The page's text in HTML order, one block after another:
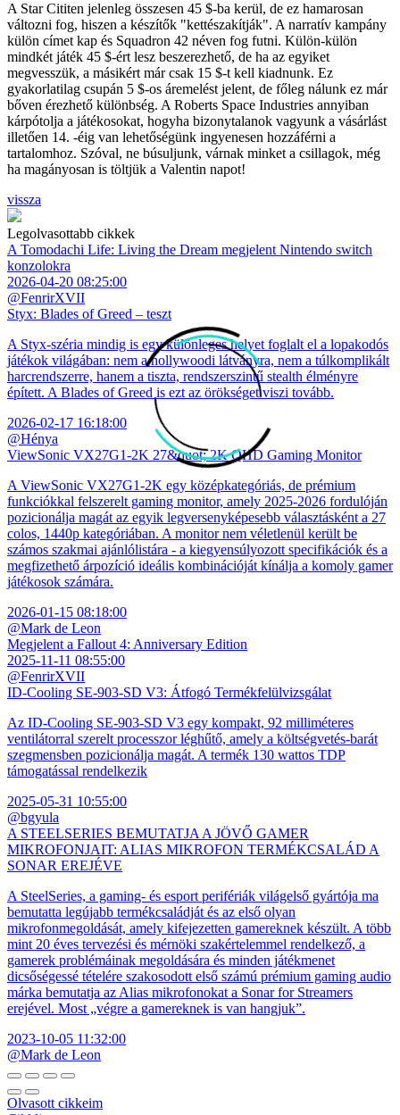
A Star Cititen jelenleg összesen 45 $-ba kerül, de ez hamarosan
változni fog, hiszen a készítők "kettészakítják". A narratív kampány
külön címet kap és Squadron 42 néven fog futni. Külön-külön
mindkét játék 45 $-ért lesz beszerezhető, de ha az egyiket
megvesszük, a másikért már csak 15 $-t kell kiadnunk. Ez
gyakorlatilag csupán 5 $-os áremelést jelent, de főleg nálunk ez már
bőven érezhető különbség. A Roberts Space Industries annyiban
kárpótolja a játékosokat, hogyha bizonytalanok vagyunk a vásárlást
illetően 14. -éig van lehetőségünk ingyenesen hozzáférni a
tartalomhoz. Szóval, ne búsuljunk, várnak minket a csillagok, még
ha magányosan is töltjük a Valentin napot!
vissza
Legolvasottabb cikkek
A Tomodachi Life: Living the Dream megjelent Nintendo switch
konzolokra
2026-04-20 08:25:00
@FenrirXVII
Styx: Blades of Greed – teszt
A Styx-széria mindig is egy különleges helyet foglalt el a lopakodós
játékok világában: nem a hollywoodi látványra, nem a túlkomplikált
harcrendszerre, hanem a tiszta, rendszerszintű stealth élményre
épített. A Blades of Greed is ezt az örökséget viszi tovább.
2026-02-17 16:18:00
@Hénya
ViewSonic VX27G1-2K 27&quot; 2K QHD Gaming Monitor
A ViewSonic VX27G1-2K egy középkategóriás, de prémium
funkciókkal felszerelt gaming monitor, amely 2025-2026 fordulóján
pozicionálja magát az egyik legversenyképesebb választásként a 27
colos, 1440p kategóriában. A monitor nem véletlenül került be
számos szakmai ajánlólistára - a kiegyensúlyozott specifikációk és a
megfizethető árpozíció ideális kombinációját kínálja a komoly gamer
játékosok számára.
2026-01-15 08:18:00
@Mark de Leon
Megjelent a Fallout 4: Anniversary Edition
2025-11-11 08:55:00
@FenrirXVII
ID-Cooling SE-903-SD V3: Átfogó Termékfelülvizsgálat
Az ID-Cooling SE-903-SD V3 egy kompakt, 92 milliméteres
ventilátorral szerelt processzor léghűtő, amely a költségvetés-barát
szegmensben pozicionálja magát. A termék 130 wattos TDP
támogatással rendelkezik
2025-05-31 10:55:00
@bgyula
A STEELSERIES BEMUTATJA A JÖVŐ GAMER
MIKROFONJAIT: ALIAS MIKROFON TERMÉKCSALÁD A
SONAR EREJÉVE
A SteelSeries, a gaming- és esport perifériák világelső gyártója ma
bemutatta legújabb termékcsaládját és az első olyan
mikrofonmegoldását, amely kifejezetten gamereknek készült. A több
mint 20 éves tervezési és mérnöki szakértelemmel rendelkező, a
gamerek problémáinak megoldására és minden játékmenet
dicsőségessé tételére szakosodott első számú prémium gaming audio
márka bemutatja az Alias mikrofonokat a Sonar for Streamers
erejével. Most „végre a gamereknek is van hangjuk”.
2023-10-05 11:32:00
@Mark de Leon
Olvasott cikkeim